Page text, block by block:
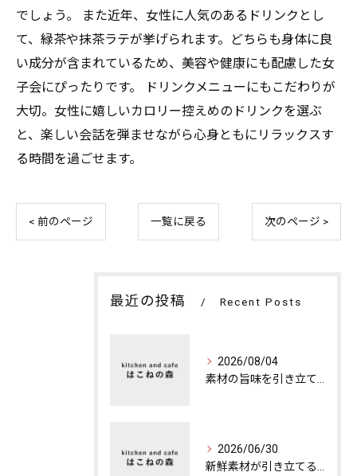
でしょう。 また近年、女性に人気のあるドリンクとし
て、緑茶や抹茶ラテが挙げられます。どちらも身体に良
い成分が含まれているため、美容や健康にも配慮した女
子会にぴったりです。 ドリンクメニューにもこだわりが
大切。女性に嬉しいカロリー控えめのドリンクを選ぶ
と、楽しい会話を弾ませながら心身ともにリラックスす
る時間を過ごせます。
< 前のページ 一覧に戻る 次のページ >
最近の投稿 Recent Posts
2026/08/04
2026/06/30